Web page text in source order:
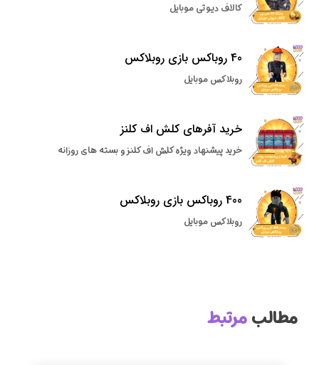
کالاف دیوتی موبایل
40 روباکس بازی روبلاکس
روبلاکس موبایل
خرید آفرهای کلش اف کلنز
خرید پیشنهاد ویژه کلش اف کلنز و بسته های روزانه
400 روباکس بازی روبلاکس
روبلاکس موبایل
مطالبمرتبط